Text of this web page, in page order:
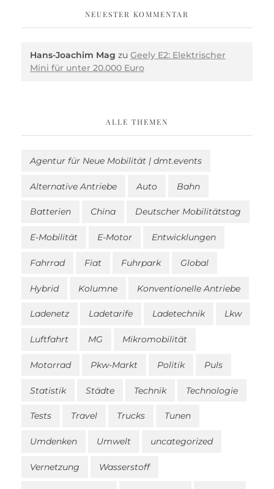
NEUESTER KOMMENTAR
Hans-Joachim Mag zu Geely E2: Elektrischer
Mini für unter 20.000 Euro
ALLE THEMEN
Agentur für Neue Mobilität | dmt.events
Alternative Antriebe Auto Bahn
Batterien China Deutscher Mobilitätstag
E-Mobilität E-Motor Entwicklungen
Fahrrad Fiat Fuhrpark Global
Hybrid Kolumne Konventionelle Antriebe
Ladenetz Ladetarife Ladetechnik Lkw
Luftfahrt MG Mikromobilität
Motorrad Pkw-Markt Politik Puls
Statistik Städte Technik Technologie
Tests Travel Trucks Tunen
Umdenken Umwelt uncategorized
Vernetzung Wasserstoff